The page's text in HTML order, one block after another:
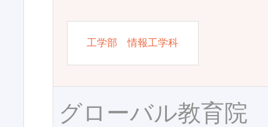
工学部 情報工学科
グローバル教育院